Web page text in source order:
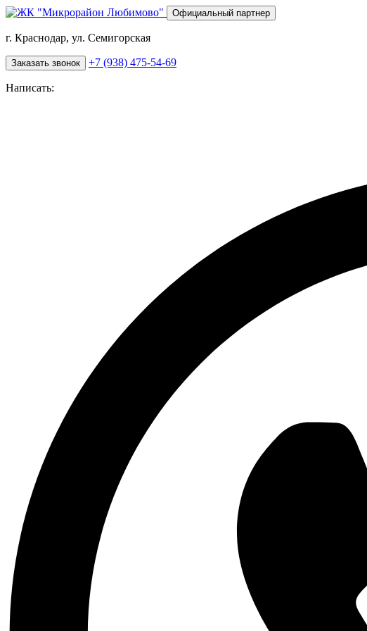
Перейти
основному
Официальный партнер
г. Краснодар, ул. Семигорская
Заказать звонок +7 (938) 475-54-69
Написать: